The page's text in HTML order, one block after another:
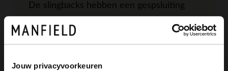
Jouw privacyvoorkeuren
De slingbacks hebben een gespsluiting
rondom de enkel, een hak van 5 cm en
een puntige neus. We adviseren als